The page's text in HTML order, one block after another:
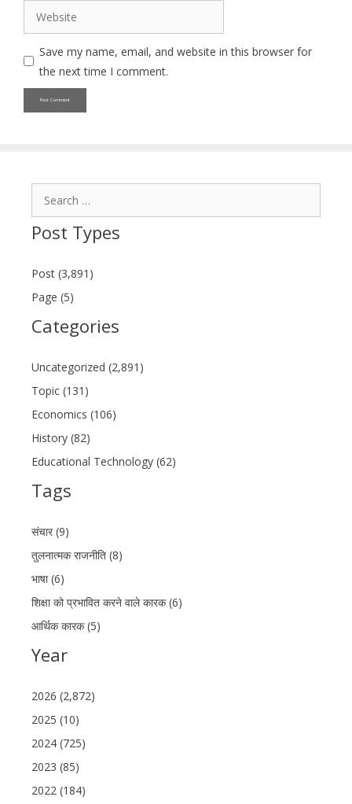
Website
Save my name, email, and website in this browser for
the next time I comment.
Post Types
Post (3,891)
Page (5)
Categories
Uncategorized (2,891)
Topic (131)
Economics (106)
History (82)
Educational Technology (62)
Tags
संचार (9)
तुलनात्मक राजनीति (8)
भाषा (6)
शिक्षा को प्रभावित करने वाले कारक (6)
आर्थिक कारक (5)
Year
2026 (2,872)
2025 (10)
2024 (725)
2023 (85)
2022 (184)